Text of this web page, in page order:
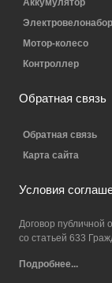
Электровелонабор
Мотор-колесо
Контроллер
Обратная связь
Обратная связь
Карта сайта
Условия
Договор публичной
со статьей 633
Подробнее...